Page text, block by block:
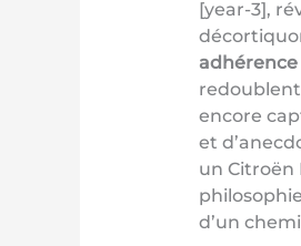
[year-3],
adhérence
redoublent
encore
et
un Citroën
d’un